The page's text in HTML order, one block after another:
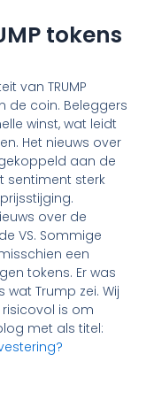
tokens
van TRUMP
de coin. Beleggers
winst, wat leidt
Het nieuws over
aan de
sentiment sterk
over de
VS. Sommige
een
tokens. Er was
Trump zei. Wij
is om
met als titel: